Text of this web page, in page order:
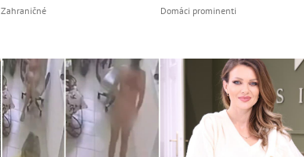
Zahraničné Domáci prominenti